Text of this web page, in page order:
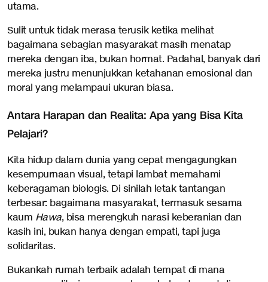
utama.
Sulit untuk tidak merasa terusik ketika melihat
bagaimana sebagian masyarakat masih menatap
mereka dengan iba, bukan hormat. Padahal, banyak dari
mereka justru menunjukkan ketahanan emosional dan
moral yang melampaui ukuran biasa.
Antara Harapan dan Realita: Apa yang Bisa Kita
Pelajari?
Kita hidup dalam dunia yang cepat mengagungkan
kesempurnaan visual, tetapi lambat memahami
keberagaman biologis. Di sinilah letak tantangan
terbesar: bagaimana masyarakat, termasuk sesama
kaum Hawa, bisa merengkuh narasi keberanian dan
kasih ini, bukan hanya dengan empati, tapi juga
solidaritas.
Bukankah rumah terbaik adalah tempat di mana